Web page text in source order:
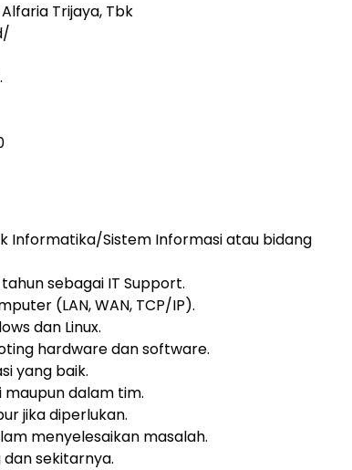
Trijaya, Tbk
Informatika/Sistem Informasi atau bidang
sebagai IT Support.
(LAN, WAN, TCP/IP).
dan Linux.
hardware dan software.
yang baik.
dalam tim.
jika diperlukan.
menyelesaikan masalah.
dan sekitarnya.